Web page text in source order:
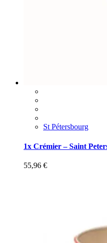
St Pétersbourg
1x Crémier – Saint
55,96 €